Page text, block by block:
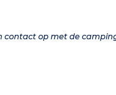
contact op met de